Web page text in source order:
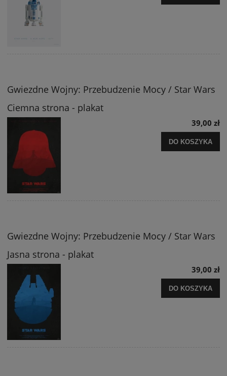
Gwiezdne Wojny: Przebudzenie Mocy / Star Wars
Ciemna strona - plakat
39,00 zł
DO KOSZYKA
Gwiezdne Wojny: Przebudzenie Mocy / Star Wars
Jasna strona - plakat
39,00 zł
DO KOSZYKA